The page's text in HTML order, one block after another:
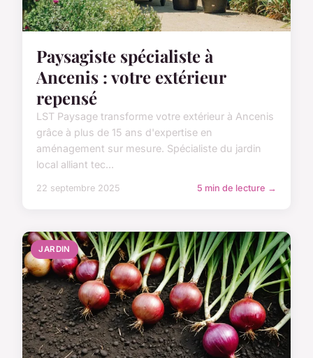
Paysagiste spécialiste à
Ancenis : votre extérieur
repensé
LST Paysage transforme votre extérieur à Ancenis
grâce à plus de 15 ans d'expertise en
aménagement sur mesure. Spécialiste du jardin
local alliant tec...
22 septembre 2025 5 min de lecture →
JARDIN